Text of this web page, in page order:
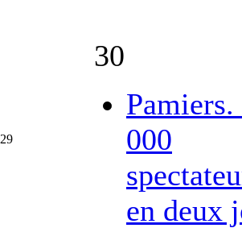
29
30
Pamiers.
000
en deux